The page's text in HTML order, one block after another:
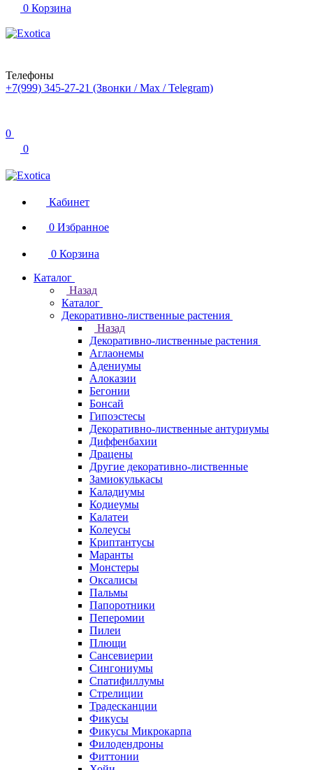
0 Корзина
Телефоны
+7(999) 345-27-21 (Звонки / Max / Telegram)
0
0
Кабинет
0 Избранное
0 Корзина
Каталог
Назад
Каталог
Декоративно-лиственные растения
Назад
Декоративно-лиственные растения
Аглаонемы
Адениумы
Алоказии
Бегонии
Бонсай
Гипоэстесы
Декоративно-лиственные антуриумы
Диффенбахии
Драцены
Другие декоративно-лиственные
Замиокулькасы
Каладиумы
Кодиеумы
Калатеи
Колеусы
Криптантусы
Маранты
Монстеры
Оксалисы
Пальмы
Папоротники
Пеперомии
Пилеи
Плющи
Сансевиерии
Сингониумы
Спатифиллумы
Стрелиции
Традесканции
Фикусы
Фикусы Микрокарпа
Филодендроны
Фиттонии